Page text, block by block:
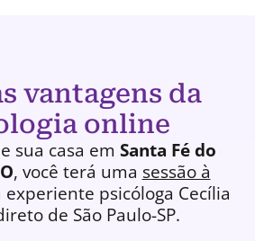
vantagens da
online
sua casa em Santa Fé do
, você terá uma sessão à
experiente psicóloga Cecília
de São Paulo-SP.